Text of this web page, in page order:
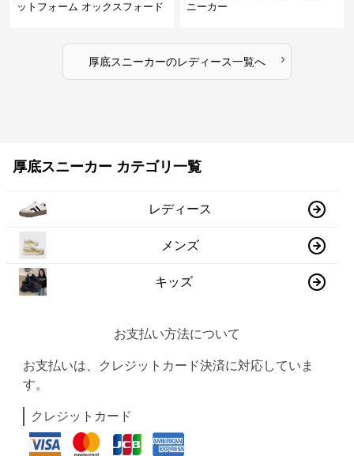
ットフォーム オックスフォード
ニーカー
厚底スニーカーのレディース一覧へ ›
厚底スニーカー カテゴリ一覧
レディース
メンズ
キッズ
お支払い方法について
お支払いは、クレジットカード決済に対応していま
す。
クレジットカード